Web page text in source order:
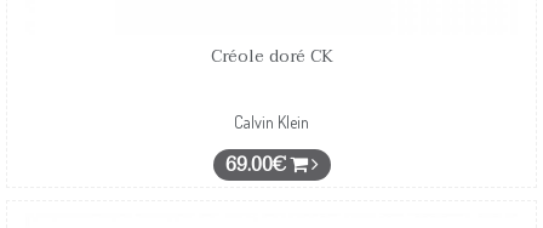
Créole doré CK
Calvin Klein
69.00€